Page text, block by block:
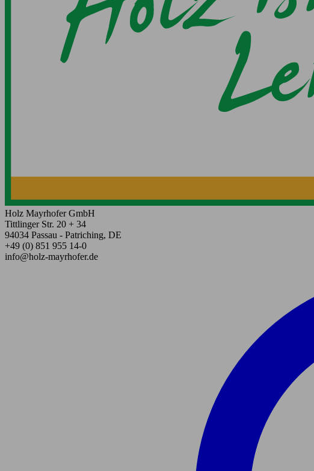
Holz Mayrhofer GmbH
Tittlinger Str. 20 + 34
94034 Passau - Patriching, DE
+49 (0) 851 955 14-0
info@holz-mayrhofer.de